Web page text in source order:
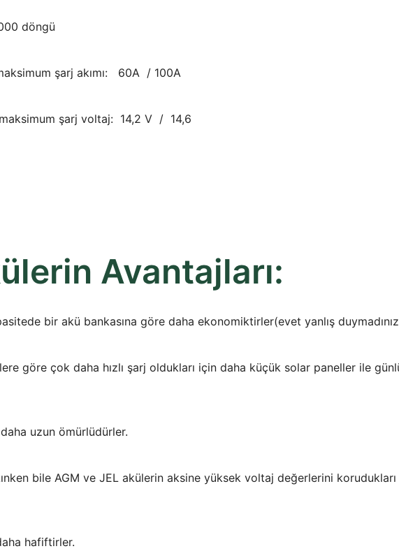
döngü
şarj akımı: 60A / 100A
şarj voltaj: 14,2 V / 14,6
Avantajları:
bir akü bankasına göre daha ekonomiktirler(evet yanlış
göre çok daha hızlı şarj oldukları için daha küçük solar paneller ile
uzun ömürlüdürler.
bile AGM ve JEL akülerin aksine yüksek voltaj değerlerini
hafiftirler.